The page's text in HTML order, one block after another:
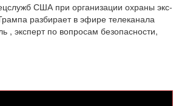
США при организации охраны экс-
разбирает в эфире телеканала
, эксперт по вопросам безопасности,